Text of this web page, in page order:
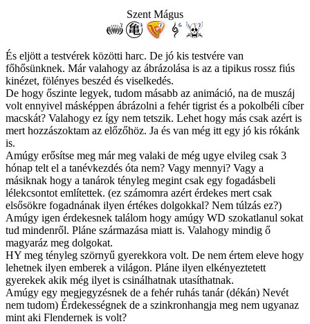
Szent Mágus
És eljött a testvérek közötti harc. De jó kis testvére van
főhősünknek. Már valahogy az ábrázolása is az a tipikus rossz fiús
kinézet, fölényes beszéd és viselkedés.
De hogy őszinte legyek, tudom másabb az animáció, na de muszáj
volt ennyivel másképpen ábrázolni a fehér tigrist és a pokolbéli cíber
macskát? Valahogy ez így nem tetszik. Lehet hogy más csak azért is
mert hozzászoktam az előzőhöz. Ja és van még itt egy jó kis rókánk
is.
Amúgy erősítse meg már meg valaki de még ugye elvileg csak 3
hónap telt el a tanévkezdés óta nem? Vagy mennyi? Vagy a
másiknak hogy a tanárok tényleg megint csak egy fogadásbeli
lélekcsontot említettek. (ez számomra azért érdekes mert csak
elsősökre fogadnának ilyen értékes dolgokkal? Nem túlzás ez?)
Amúgy igen érdekesnek találom hogy amúgy WD szokatlanul sokat
tud mindenről. Pláne származása miatt is. Valahogy mindig ő
magyaráz meg dolgokat.
HY meg tényleg szörnyű gyerekkora volt. De nem értem eleve hogy
lehetnek ilyen emberek a világon. Pláne ilyen elkényeztetett
gyerekek akik még ilyet is csinálhatnak utasíthatnak.
Amúgy egy megjegyzésnek de a fehér ruhás tanár (dékán) Nevét
nem tudom) Érdekességnek de a szinkronhangja meg nem ugyanaz
mint aki Flendernek is volt?